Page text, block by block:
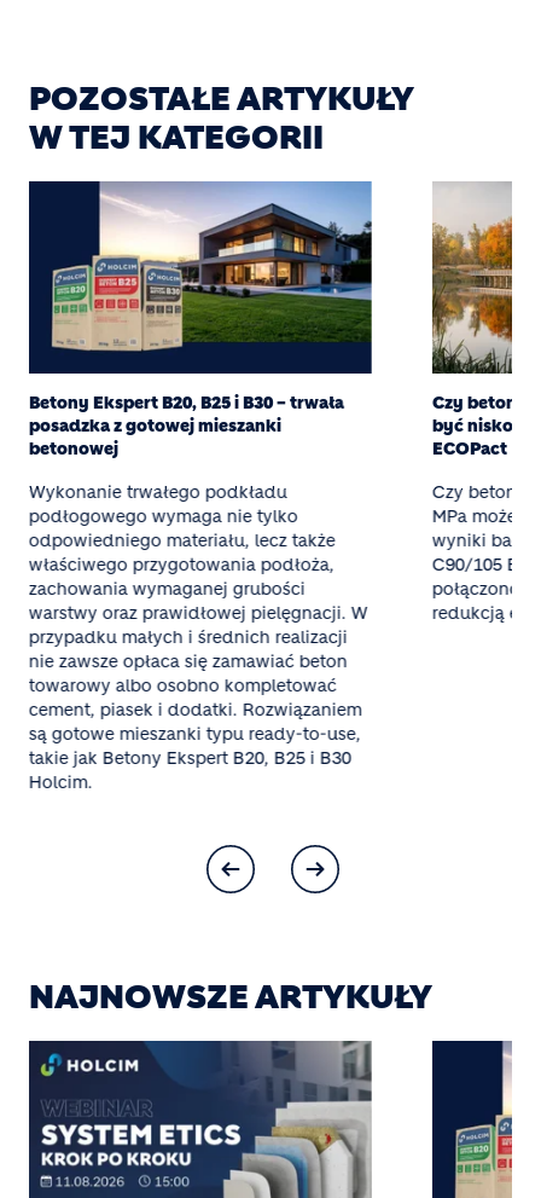
POZOSTAŁE ARTYKUŁY
W TEJ KATEGORII
Betony Ekspert B20, B25 i B30 – trwała
posadzka z gotowej mieszanki
betonowej
Wykonanie trwałego podkładu
podłogowego wymaga nie tylko
odpowiedniego materiału, lecz także
właściwego przygotowania podłoża,
zachowania wymaganej grubości
warstwy oraz prawidłowej pielęgnacji. W
przypadku małych i średnich realizacji
nie zawsze opłaca się zamawiać beton
towarowy albo osobno kompletować
cement, piasek i dodatki. Rozwiązaniem
są gotowe mieszanki typu ready-to-use,
takie jak Betony Ekspert B20, B25 i B30
Holcim.
Czy beton
być
ECOPact
Czy beton o
MPa może
wyniki
C90/105
połączono
redukcją
NAJNOWSZE ARTYKUŁY